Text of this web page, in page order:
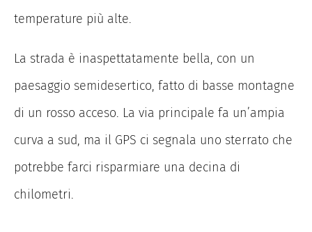
temperature più alte.
La strada è inaspettatamente bella, con un
paesaggio semidesertico, fatto di basse montagne
di un rosso acceso. La via principale fa un’ampia
curva a sud, ma il GPS ci segnala uno sterrato che
potrebbe farci risparmiare una decina di
chilometri.